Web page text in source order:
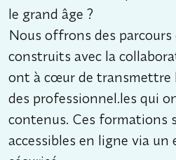
le grand âge ?
Nous offrons des
construits avec la
ont à cœur de transmettre
des professionnel.les qui
contenus. Ces formations
accessibles en ligne via un